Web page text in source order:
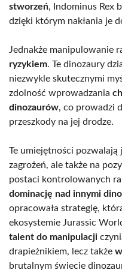
stworzeń, Indominus Rex
dzięki którym nakłania je
Jednakże manipulowanie
ryzykiem. Te dinozaury
niezwykle skutecznymi
zdolność wprowadzania
dinozaurów, co prowadzi
przeszkody na jej drodze.
Te umiejętności
zagrożeń, ale także na
postaci kontrolowanych
dominację nad innymi
opracowała strategię,
ekosystemie Jurassic
talent do manipulacji
drapieżnikiem, lecz także
brutalnym świecie